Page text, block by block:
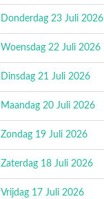
Donderdag 23 Juli 2026
Woensdag 22 Juli 2026
Dinsdag 21 Juli 2026
Maandag 20 Juli 2026
Zondag 19 Juli 2026
Zaterdag 18 Juli 2026
Vrijdag 17 Juli 2026